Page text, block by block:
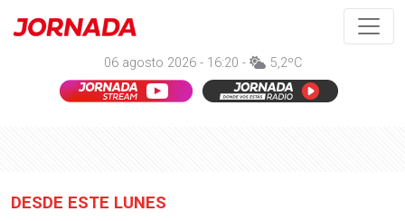
06 agosto 2026 - 16:20 - 5,2ºC
DESDE ESTE LUNES